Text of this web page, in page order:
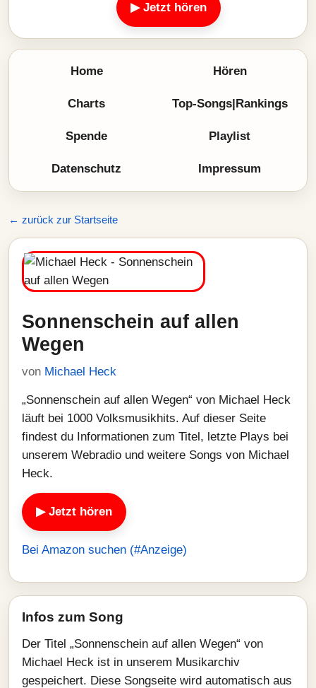
▶ Jetzt hören
Home Hören
Charts Top-Songs|Rankings
Spende Playlist
Datenschutz Impressum
← zurück zur Startseite
Sonnenschein auf allen
Wegen
von Michael Heck
„Sonnenschein auf allen Wegen“ von Michael Heck
läuft bei 1000 Volksmusikhits. Auf dieser Seite
findest du Informationen zum Titel, letzte Plays bei
unserem Webradio und weitere Songs von Michael
Heck.
▶ Jetzt hören
Bei Amazon suchen (#Anzeige)
Infos zum Song
Der Titel „Sonnenschein auf allen Wegen“ von
Michael Heck ist in unserem Musikarchiv
gespeichert. Diese Songseite wird automatisch aus